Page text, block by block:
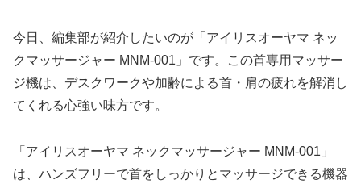
今日、編集部が紹介したいのが「アイリスオーヤマ ネッ
クマッサージャー MNM-001」です。この首専用マッサー
ジ機は、デスクワークや加齢による首・肩の疲れを解消し
てくれる心強い味方です。
「アイリスオーヤマ ネックマッサージャー MNM-001」
は、ハンズフリーで首をしっかりとマッサージできる機器